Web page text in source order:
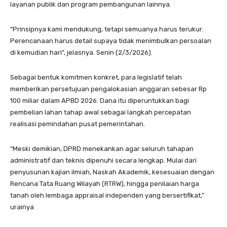
layanan publik dan program pembangunan lainnya.
“Prinsipnya kami mendukung, tetapi semuanya harus terukur.
Perencanaan harus detail supaya tidak menimbulkan persoalan
di kemudian hari”, jelasnya. Senin (2/3/2026).
Sebagai bentuk komitmen konkret, para legislatif telah
memberikan persetujuan pengalokasian anggaran sebesar Rp
100 miliar dalam APBD 2026. Dana itu diperuntukkan bagi
pembelian lahan tahap awal sebagai langkah percepatan
realisasi pemindahan pusat pemerintahan.
“Meski demikian, DPRD menekankan agar seluruh tahapan
administratif dan teknis dipenuhi secara lengkap. Mulai dari
penyusunan kajian ilmiah, Naskah Akademik, kesesuaian dengan
Rencana Tata Ruang Wilayah (RTRW), hingga penilaian harga
tanah oleh lembaga appraisal independen yang bersertifikat,”
urainya